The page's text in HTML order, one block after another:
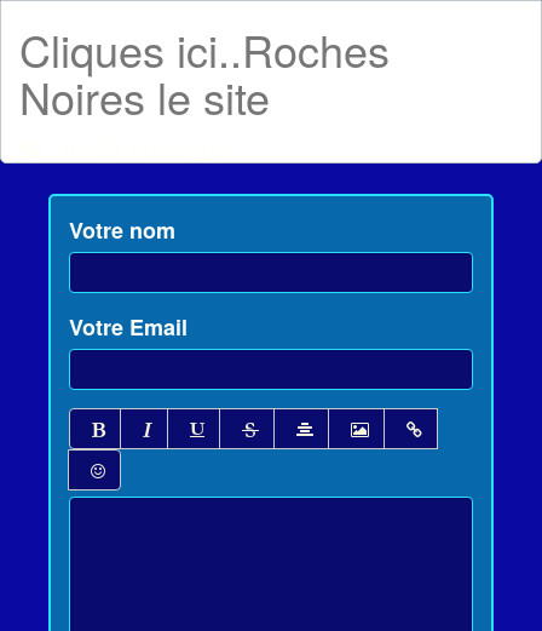
Cliques ici..Roches
Noires le site
Votre nom
Votre Email